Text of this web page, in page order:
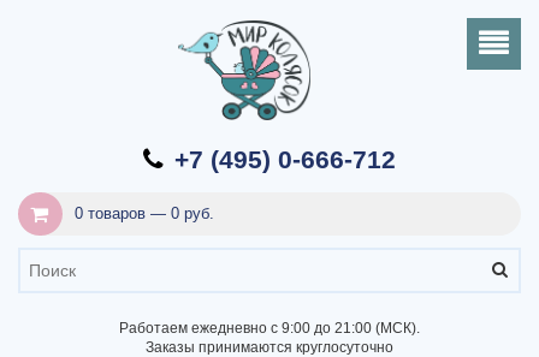
+7 (495) 0-666-712
0 товаров — 0 руб.
Работаем ежедневно с 9:00 до 21:00 (МСК).
Заказы принимаются круглосуточно